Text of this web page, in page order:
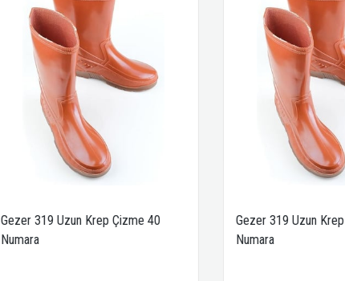
Gezer 319 Uzun Krep Çizme 40
Numara
Gezer 319 Uzun
Numara